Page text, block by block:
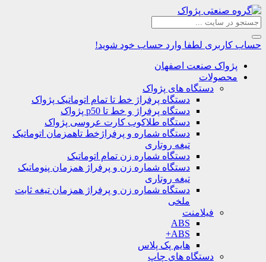
حساب کاربری لطفا وارد حساب خود شوید!
پژواک صنعت اصفهان
محصولات
دستگاه های پژواک
دستگاه پرفراژ خط تا تمام اتوماتیک پژواک
دستگاه پرفراژ و خط تا p50 پژواک
دستگاه طلاکوب کارت عروسی پژواک
دستگاه شماره و پرفراژخط تاهمزمان اتوماتیک
تیغه روتاری
دستگاه شماره زن تمام اتوماتیک
دستگاه شماره زن و پرفراژ همزمان پنوماتیک
تیغه روتاری
دستگاه شماره زن و پرفراژ همزمان تیغه ثابت
ملخی
فیلامنت
ABS
ABS+
هایم پک پلاس
دستگاه های چاپ